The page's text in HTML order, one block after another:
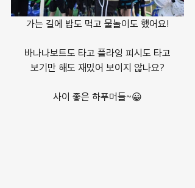
가는 길에 밥도 먹고 물놀이도 했어요!
바나나보트도 타고 플라잉 피시도 타고
보기만 해도 재밌어 보이지 않나요?
사이 좋은 하푸머들~😀